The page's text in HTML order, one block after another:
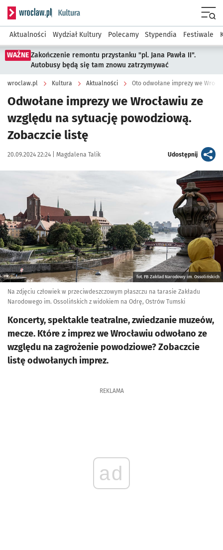
Serwis informacyjny wroclaw.pl podserwis: Kultura
Aktualności Wydział Kultury Polecamy Stypendia Festiwale
WAŻNE Zakończenie remontu przystanku "pl. Jana Pawła II".
Autobusy będą się tam znowu zatrzymywać
wroclaw.pl Kultura Aktualności
Odwołane imprezy we Wrocławiu ze
względu na sytuację powodziową.
Zobaczcie listę
Data publikacji:
20.09.2024 22:24 | Autor:
Magdalena Talik Udostępnijartykuł
fot. FB Zakład Narodowy im. Ossolińskich
Na zdjęciu człowiek w przeciwdeszczowym płaszczu na tarasie Zakładu
Narodowego im. Ossolińskich z widokiem na Odrę, Ostrów Tumski
Koncerty, spektakle teatralne, zwiedzanie muzeów,
mecze. Które z imprez we Wrocławiu odwołano ze
względu na zagrożenie powodziowe? Zobaczcie
listę odwołanych imprez.
REKLAMA
ad